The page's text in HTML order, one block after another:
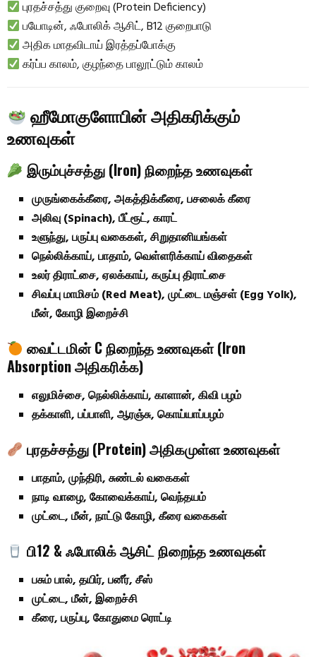
புரதச்சத்து குறைவு (Protein Deficiency)
பயோடின், ஃபோலிக் ஆசிட், B12 குறைபாடு
அதிக மாதவிடாய் இரத்தப்போக்கு
கர்ப்ப காலம், குழந்தை பாலூட்டும் காலம்
ஹீமோகுளோபின் அதிகரிக்கும்
உணவுகள்
இரும்புச்சத்து (Iron) நிறைந்த உணவுகள்
முருங்கைக்கீரை, அகத்திக்கீரை, பசலைக் கீரை
அலிவு (Spinach), பீட்ரூட், காரட்
உளுந்து, பருப்பு வகைகள், சிறுதானியங்கள்
நெல்லிக்காய், பாதாம், வெள்ளரிக்காய் விதைகள்
உலர் திராட்சை, ஏலக்காய், கருப்பு திராட்சை
சிவப்பு மாமிசம் (Red Meat), முட்டை மஞ்சள் (Egg Yolk),
மீன், கோழி இறைச்சி
வைட்டமின் C நிறைந்த உணவுகள் (Iron
Absorption அதிகரிக்க)
எலுமிச்சை, நெல்லிக்காய், காளான், கிவி பழம்
தக்காளி, பப்பாளி, ஆரஞ்சு, கொய்யாப்பழம்
புரதச்சத்து (Protein) அதிகமுள்ள உணவுகள்
பாதாம், முந்திரி, சுண்டல் வகைகள்
நாடி வாழை, கோவைக்காய், வெந்தயம்
முட்டை, மீன், நாட்டு கோழி, கீரை வகைகள்
பி12 & ஃபோலிக் ஆசிட் நிறைந்த உணவுகள்
பசும் பால், தயிர், பனீர், சீஸ்
முட்டை, மீன், இறைச்சி
கீரை, பருப்பு, கோதுமை ரொட்டி